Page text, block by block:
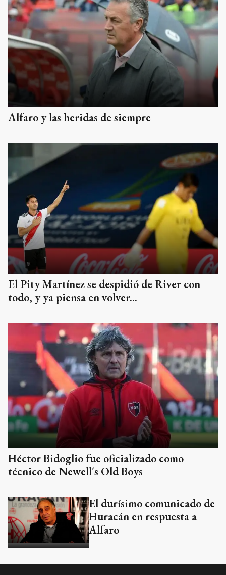
Alfaro y las heridas de siempre
El Pity Martínez se despidió de River con
todo, y ya piensa en volver...
Héctor Bidoglio fue oficializado como
técnico de Newell´s Old Boys
El durísimo comunicado de
Huracán en respuesta a
Alfaro